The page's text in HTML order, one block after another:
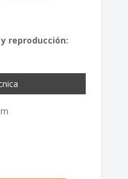
reproducción: